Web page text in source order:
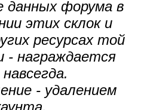
данных форума в
этих склок и
ресурсах той
награждается
- удалением